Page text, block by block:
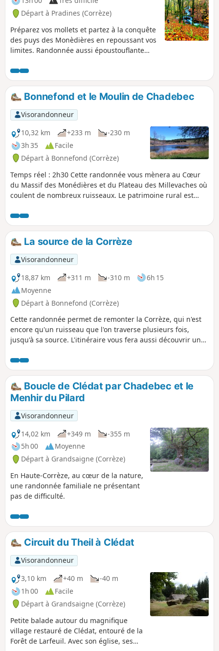
Départ à Pradines (Corrèze)
Préparez vos mollets et partez à la conquête
des puys des Monèdières en repoussant vos
limites. Randonnée aussi époustouflante
panoramas. Prévoir des chaussettes de
rechange : quelques ruisseaux à traverser.
Quelques kilomètres de route cumulés au
total (~5), mais très, très peu de circulation.
Bonnefond et le Moulin de Chadebec
Visorandonneur
10,32 km
+233 m
-230 m
3h 35
Facile
Départ à Bonnefond (Corrèze)
Temps réel : 2h30 Cette randonnée vous mènera au Cœur
du Massif des Monédières et du Plateau des Millevaches où
coulent de nombreux ruisseaux. Le patrimoine rural est
L'hiver vous pourrez faire ce circuit en ski de fond.
La source de la Corrèze
Visorandonneur
18,87 km
+311 m -310 m
6h 15
Moyenne
Départ à Bonnefond (Corrèze)
Cette randonnée permet de remonter la Corrèze, qui n'est
encore qu'un ruisseau que l'on traverse plusieurs fois,
jusqu'à sa source. L'itinéraire vous fera aussi découvrir un
Bonnefond et dans les hameaux : croix, fontaines, puits,
ainsi qu'un menhir, un moulin et un tilleul remarquable.
Boucle de Clédat par Chadebec et le
Menhir du Pilard
Visorandonneur
14,02 km
+349 m
-355 m
5h 00
Moyenne
Départ à Grandsaigne (Corrèze)
En Haute-Corrèze, au cœur de la nature,
une randonnée familiale ne présentant
pas de difficulté.
Circuit du Theil à Clédat
Visorandonneur
3,10 km
+40 m
-40 m
1h 00
Facile
Départ à Grandsaigne (Corrèze)
Petite balade autour du magnifique
village restauré de Clédat, entouré de la
Forêt de Larfeuil. Avec son église, ses